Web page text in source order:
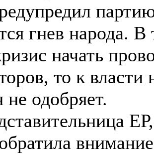
гнев народа.
начать
то к
не одобряет.